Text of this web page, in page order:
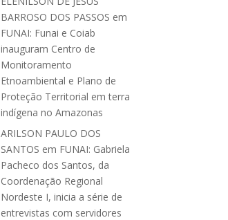
BARROSO DOS PASSOS em
FUNAI: Funai e Coiab
inauguram Centro de
Monitoramento
Etnoambiental e Plano de
Proteção Territorial em terra
indígena no Amazonas
ARILSON PAULO DOS
SANTOS em FUNAI: Gabriela
Pacheco dos Santos, da
Coordenação Regional
Nordeste I, inicia a série de
entrevistas com servidores